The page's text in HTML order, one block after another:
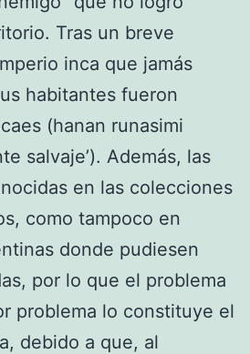
Tras un breve
inca que jamás
habitantes fueron
(hanan runasimi
salvaje’). Además, las
en las colecciones
como tampoco en
donde pudiesen
por lo que el problema
problema lo constituye el
debido a que, al